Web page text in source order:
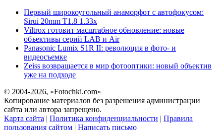
Первый широкоугольный анаморфот с автофокусом:
Sirui 20mm T1.8 1.33x
Viltrox готовит масштабное обновление: новые
объективы серий LAB и Air
Panasonic Lumix S1R II: революция в фото- и
видеосъемке
Zeiss возвращается в мир фотооптики: новый объектив
уже на подходе
© 2004-2026, «Fotochki.com»
Копирование материалов без разрешения администрации
сайта или автора запрещено.
Карта сайта | Политика конфиденциальности | Правила
пользования сайтом | Написать письмо